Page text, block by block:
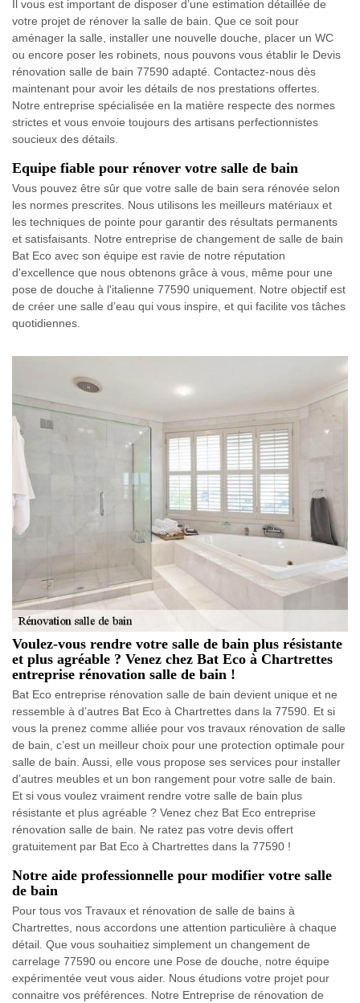
Il vous est important de disposer d’une estimation détaillée de
votre projet de rénover la salle de bain. Que ce soit pour
aménager la salle, installer une nouvelle douche, placer un WC
ou encore poser les robinets, nous pouvons vous établir le Devis
rénovation salle de bain 77590 adapté. Contactez-nous dès
maintenant pour avoir les détails de nos prestations offertes.
Notre entreprise spécialisée en la matière respecte des normes
strictes et vous envoie toujours des artisans perfectionnistes
soucieux des détails.
Equipe fiable pour rénover votre salle de bain
Vous pouvez être sûr que votre salle de bain sera rénovée selon
les normes prescrites. Nous utilisons les meilleurs matériaux et
les techniques de pointe pour garantir des résultats permanents
et satisfaisants. Notre entreprise de changement de salle de bain
Bat Eco avec son équipe est ravie de notre réputation
d'excellence que nous obtenons grâce à vous, même pour une
pose de douche à l'italienne 77590 uniquement. Notre objectif est
de créer une salle d’eau qui vous inspire, et qui facilite vos tâches
quotidiennes.
Voulez-vous rendre votre salle de bain plus résistante
et plus agréable ? Venez chez Bat Eco à Chartrettes
entreprise rénovation salle de bain !
Bat Eco entreprise rénovation salle de bain devient unique et ne
ressemble à d’autres Bat Eco à Chartrettes dans la 77590. Et si
vous la prenez comme alliée pour vos travaux rénovation de salle
de bain, c’est un meilleur choix pour une protection optimale pour
salle de bain. Aussi, elle vous propose ses services pour installer
d’autres meubles et un bon rangement pour votre salle de bain.
Et si vous voulez vraiment rendre votre salle de bain plus
résistante et plus agréable ? Venez chez Bat Eco entreprise
rénovation salle de bain. Ne ratez pas votre devis offert
gratuitement par Bat Eco à Chartrettes dans la 77590 !
Notre aide professionnelle pour modifier votre salle
de bain
Pour tous vos Travaux et rénovation de salle de bains à
Chartrettes, nous accordons une attention particulière à chaque
détail. Que vous souhaitiez simplement un changement de
carrelage 77590 ou encore une Pose de douche, notre équipe
expérimentée veut vous aider. Nous étudions votre projet pour
connaitre vos préférences. Notre Entreprise de rénovation de